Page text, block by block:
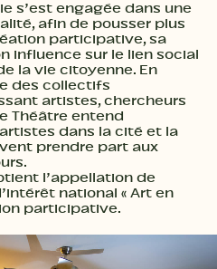
s’est engagée dans une
afin de pousser plus
participative, sa
influence sur le lien social
la vie citoyenne. En
des collectifs
artistes, chercheurs
Théâtre entend
dans la cité et la
prendre part aux
l’appellation de
national « Art en
participative.